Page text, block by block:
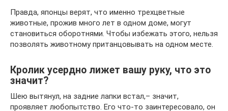
Правда, японцы верят, что именно трехцветные
животные, прожив много лет в одном доме, могут
становиться оборотнями. Чтобы избежать этого, нельзя
позволять животному пританцовывать на одном месте.
Кролик усердно лижет вашу руку, что это
значит?
Шею вытянул, на задние лапки встал,– значит,
проявляет любопытство. Его что-то заинтересовало, он